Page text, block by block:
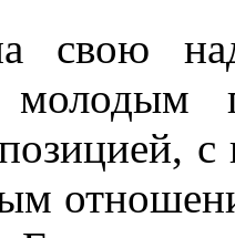
свою
молодым